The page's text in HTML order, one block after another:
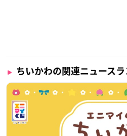
ちいかわの関連ニュース